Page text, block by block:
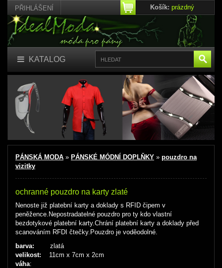
PŘIHLÁŠENÍ Košík: prázdný
KATALOG
PÁNSKÁ MODA » PÁNSKÉ MÓDNÍ DOPLŇKY » pouzdro na
vizitky
ochranné pouzdro na karty zlaté
Nenoste již platební karty a doklady s RFID čipem v
peněžence.Nepostradatelné pouzdro pro ty kdo vlastní
bezdotykové platební karty.Chrání platební karty a doklady před
scanováním RFDI čtečky.Pouzdro je voděodolné.
barva: zlatá
velikost: 11cm x 7cm x 2cm
váha: